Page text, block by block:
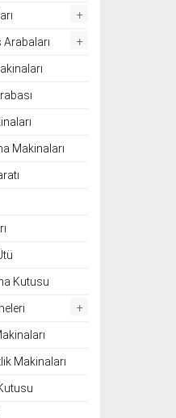
+
+
Makinaları
Kutusu
+
Makinaları